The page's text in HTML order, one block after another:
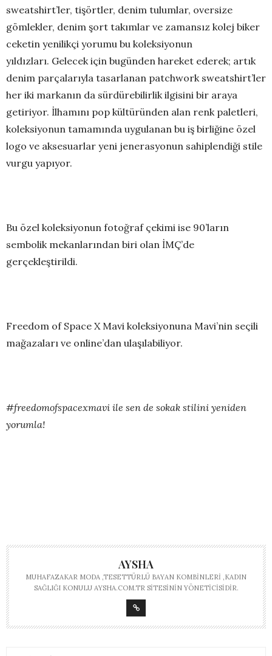
sweatshirt’ler, tişörtler, denim tulumlar, oversize
gömlekler, denim şort takımlar ve zamansız kolej biker
ceketin yenilikçi yorumu bu koleksiyonun
yıldızları. Gelecek için bugünden hareket ederek; artık
denim parçalarıyla tasarlanan patchwork sweatshirt’ler
her iki markanın da sürdürebilirlik ilgisini bir araya
getiriyor. İlhamını pop kültüründen alan renk paletleri,
koleksiyonun tamamında uygulanan bu iş birliğine özel
logo ve aksesuarlar yeni jenerasyonun sahiplendiği stile
vurgu yapıyor.
Bu özel koleksiyonun fotoğraf çekimi ise 90’ların
sembolik mekanlarından biri olan İMÇ’de
gerçekleştirildi.
Freedom of Space X Mavi koleksiyonuna Mavi’nin seçili
mağazaları ve online’dan ulaşılabiliyor.
#freedomofspacexmavi ile sen de sokak stilini yeniden
yorumla!
AYSHA
MUHAFAZAKAR MODA ,TESETTÜRLÜ BAYAN KOMBINLERI ,KADIN
SAĞLIĞI KONULU AYSHA.COM.TR SITESININ YÖNETICISIDIR.